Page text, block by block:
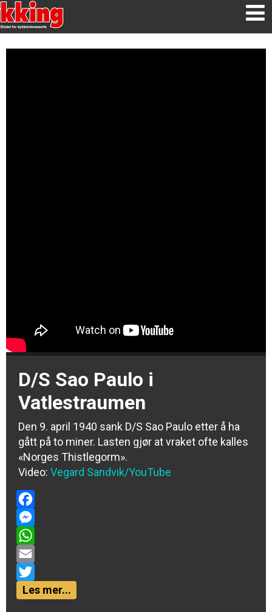
D/S Sao Paulo i
Vatlestraumen
Den 9. april 1940 sank D/S Sao Paulo etter å ha
gått på to miner. Lasten gjør at vraket ofte kalles
«Norges Thistlegorm».
Video: Vegard Sandvik/YouTube
Facebook
Messenger
WhatsApp
Email
Twitter
Les mer...